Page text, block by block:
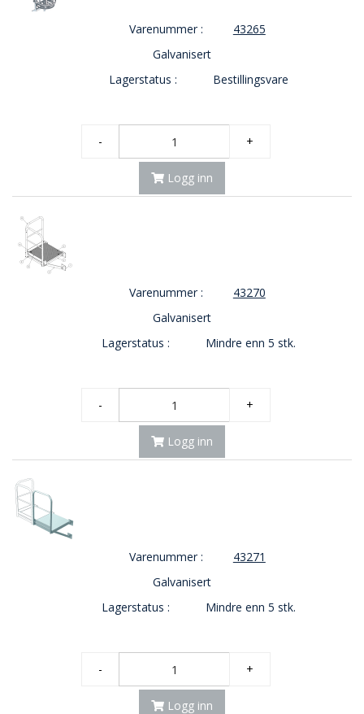
Varenummer :
43265
Galvanisert
Lagerstatus :
Bestillingsvare
- +
Logg inn
Varenummer :
43270
Galvanisert
Lagerstatus :
Mindre enn 5 stk.
- +
Logg inn
Varenummer :
43271
Galvanisert
Lagerstatus :
Mindre enn 5 stk.
- +
Logg inn